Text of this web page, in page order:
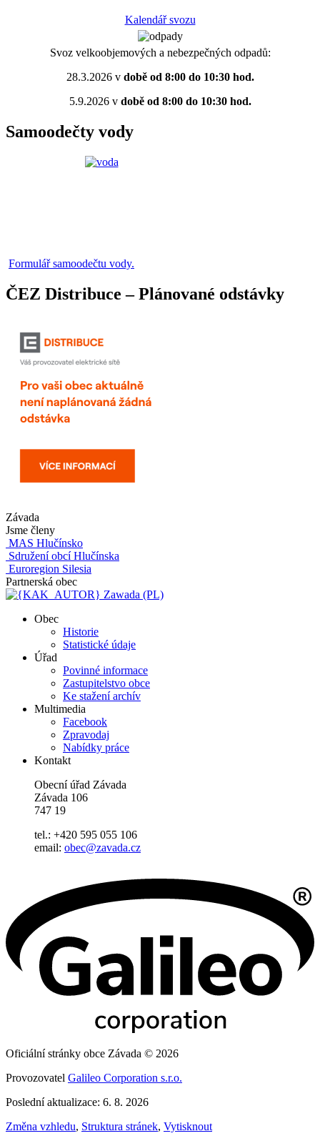
Kalendář svozu
Svoz velkoobjemových a nebezpečných odpadů:
28.3.2026 vdobě od 8:00 do 10:30 hod.
5.9.2026 vdobě od 8:00 do 10:30 hod.
Samoodečty vody
Formulář samoodečtu vody.
ČEZ Distribuce – Plánované odstávky
Závada
Jsme členy
MAS Hlučínsko
Sdružení obcí Hlučínska
Euroregion Silesia
Partnerská obec
Zawada (PL)
Obec
Historie
Statistické údaje
Úřad
Povinné informace
Zastupitelstvo obce
Ke stažení archív
Multimedia
Facebook
Zpravodaj
Nabídky práce
Kontakt
Obecní úřad Závada
Závada 106
747 19
tel.: +420 595 055 106
email: obec@zavada.cz
Oficiální stránky obce Závada © 2026
Provozovatel Galileo Corporation s.r.o.
Poslední aktualizace: 6. 8. 2026
Změna vzhledu, Struktura stránek, Vytisknout